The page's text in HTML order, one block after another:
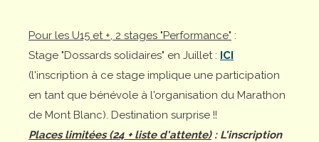
Pour les U15 et +, 2 stages "Performance" :
Stage "Dossards solidaires" en Juillet : ICI
(l'inscription à ce stage implique une participation
en tant que bénévole à l'organisation du Marathon
de Mont Blanc). Destination surprise !!
Places limitées (24 + liste d'attente): L'inscription